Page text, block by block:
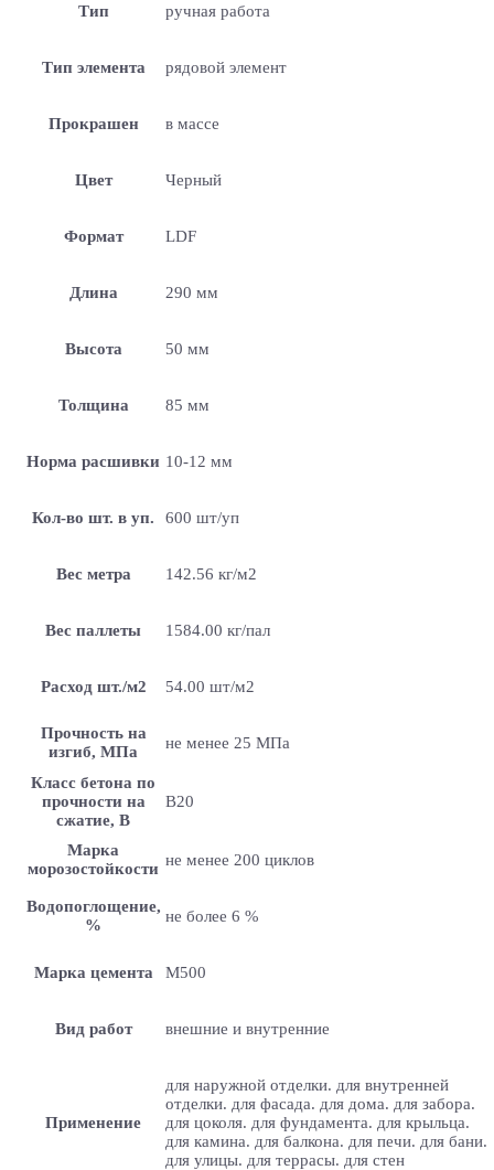
Тип ручная работа
Тип элемента рядовой элемент
Прокрашен в массе
Цвет Черный
Формат LDF
Длина 290 мм
Высота 50 мм
Толщина 85 мм
Норма расшивки 10-12 мм
Кол-во шт. в уп. 600 шт/уп
Вес метра 142.56 кг/м2
Вес паллеты 1584.00 кг/пал
Расход шт./м2 54.00 шт/м2
Прочность на
изгиб, МПа
не менее 25 МПа
Класс бетона по
прочности на
сжатие, В
B20
Марка
морозостойкости не менее 200 циклов
Водопоглощение,
%
не более 6 %
Марка цемента M500
Вид работ внешние и внутренние
Применение
для наружной отделки. для внутренней
отделки. для фасада. для дома. для забора.
для цоколя. для фундамента. для крыльца.
для камина. для балкона. для печи. для бани.
для улицы. для террасы. для стен